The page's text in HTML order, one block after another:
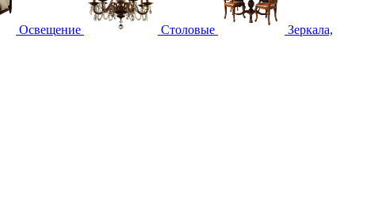
Освещение Столовые Зеркала,